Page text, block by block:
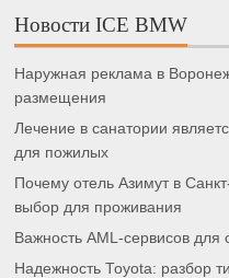
Новости ICE BMW
Наружная реклама в
размещения
Лечение в санатории
для пожилых
Почему отель Азимут в
выбор для проживания
Важность AML-сервисов для
Надежность Toyota: разбор